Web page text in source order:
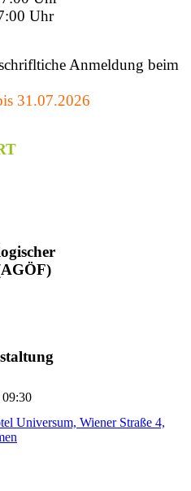
Uhr
Anmeldung beim
31.07.2026
09:30
Universum, Wiener Straße 4,